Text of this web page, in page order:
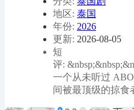
地区: 泰国
年份: 2026
更新: 2026-08-05
短
评:
一个从未听过
间被最顶级的掠食